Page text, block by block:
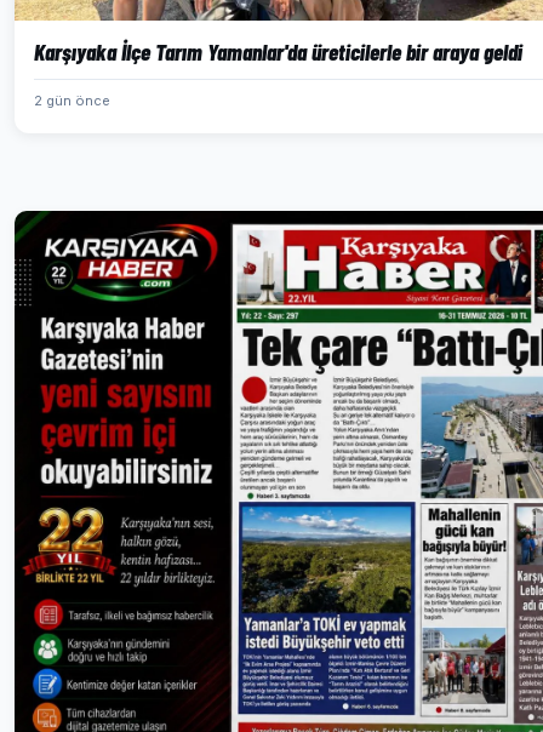
Karşıyaka İlçe Tarım Yamanlar'da üreticilerle bir araya geldi
2 gün önce